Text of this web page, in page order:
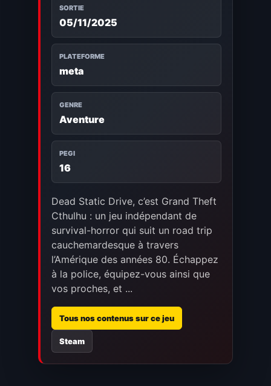
SORTIE
05/11/2025
PLATEFORME
meta
GENRE
Aventure
PEGI
16
Dead Static Drive, c’est Grand Theft
Cthulhu : un jeu indépendant de
survival-horror qui suit un road trip
cauchemardesque à travers
l’Amérique des années 80. Échappez
à la police, équipez-vous ainsi que
vos proches, et ...
Tous nos contenus sur ce jeu
Steam